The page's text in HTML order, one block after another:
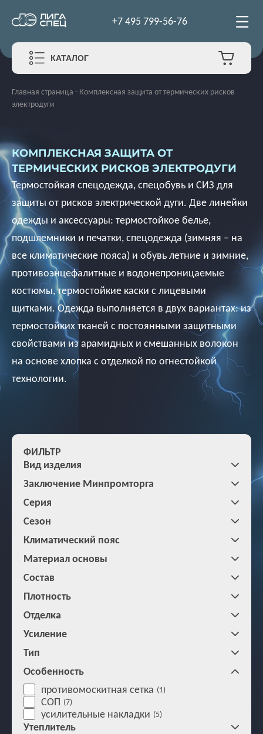
+7 495 799-56-76
КАТАЛОГ
Главная страница - Комплексная защита от термических рисков
электродуги
КОМПЛЕКСНАЯ ЗАЩИТА ОТ
ТЕРМИЧЕСКИХ РИСКОВ ЭЛЕКТРОДУГИ
Термостойкая спецодежда, спецобувь и СИЗ для
защиты от рисков электрической дуги. Две линейки
одежды и аксессуары: термостойкое белье,
подшлемники и печатки, спецодежда (зимняя – на
все климатические пояса) и обувь летние и зимние,
противоэнцефалитные и водонепроницаемые
костюмы, термостойкие каски с лицевыми
щитками. Одежда выполняется в двух вариантах: из
термостойких тканей с постоянными защитными
свойствами из арамидных и смешанных волокон
на основе хлопка с отделкой по огнестойкой
технологии.
ФИЛЬТР
Вид изделия
Заключение Минпромторга
Серия
Сезон
Климатический пояс
Материал основы
Состав
Плотность
Отделка
Усиление
Тип
Особенность
противомоскитная сетка (1)
СОП (7)
усилительные накладки (5)
Утеплитель